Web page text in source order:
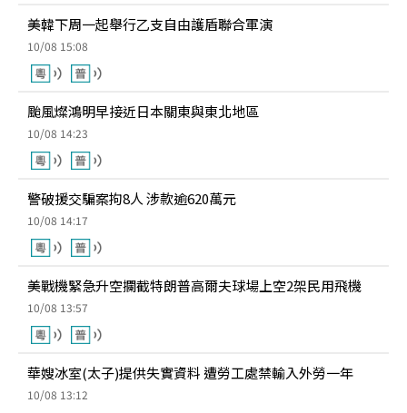
美韓下周一起舉行乙支自由護盾聯合軍演
10/08 15:08
颱風燦鴻明早接近日本關東與東北地區
10/08 14:23
警破援交騙案拘8人 涉款逾620萬元
10/08 14:17
美戰機緊急升空攔截特朗普高爾夫球場上空2架民用飛機
10/08 13:57
華嫂冰室(太子)提供失實資料 遭勞工處禁輸入外勞一年
10/08 13:12